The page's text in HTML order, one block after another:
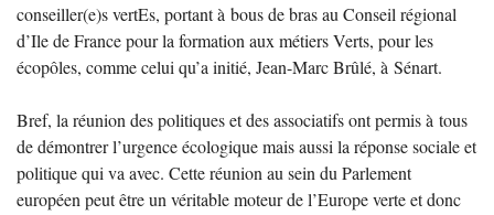
conseiller(e)s vertEs, portant à bous de bras au Conseil régional
d’Ile de France pour la formation aux métiers Verts, pour les
écopôles, comme celui qu’a initié, Jean-Marc Brûlé, à Sénart.
Bref, la réunion des politiques et des associatifs ont permis à tous
de démontrer l’urgence écologique mais aussi la réponse sociale et
politique qui va avec. Cette réunion au sein du Parlement
européen peut être un véritable moteur de l’Europe verte et donc